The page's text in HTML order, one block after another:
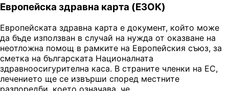
Европейска здравна карта (ЕЗОК)
Европейската здравна карта е документ, който може
да бъде използван в случай на нужда от оказване на
неотложна помощ в рамките на Европейския съюз, за
сметка на българската Националната
здравноосигурителна каса. В страните членки на ЕС,
лечението ще се извърши според местните
разпоредби, което означава, че ...